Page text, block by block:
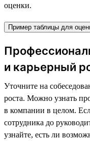
оценки.
Пример таблицы для
и карьерный
Уточните на
роста. Можно узнать
в компании в целом.
сотрудника до
узнайте, есть ли